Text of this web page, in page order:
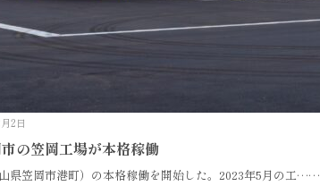
2日
の笠岡工場が本格稼働
県笠岡市港町）の本格稼働を開始した。2023年5月の工……